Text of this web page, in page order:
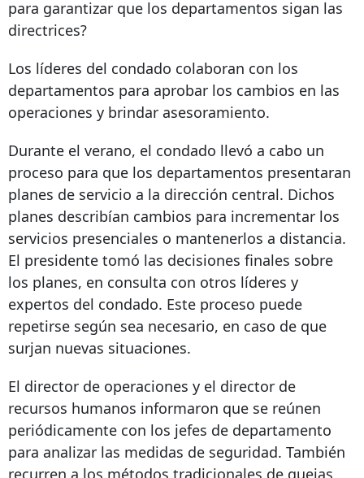
para garantizar que los departamentos sigan las
directrices?
Los líderes del condado colaboran con los
departamentos para aprobar los cambios en las
operaciones y brindar asesoramiento.
Durante el verano, el condado llevó a cabo un
proceso para que los departamentos presentaran
planes de servicio a la dirección central. Dichos
planes describían cambios para incrementar los
servicios presenciales o mantenerlos a distancia.
El presidente tomó las decisiones finales sobre
los planes, en consulta con otros líderes y
expertos del condado. Este proceso puede
repetirse según sea necesario, en caso de que
surjan nuevas situaciones.
El director de operaciones y el director de
recursos humanos informaron que se reúnen
periódicamente con los jefes de departamento
para analizar las medidas de seguridad. También
recurren a los métodos tradicionales de quejas